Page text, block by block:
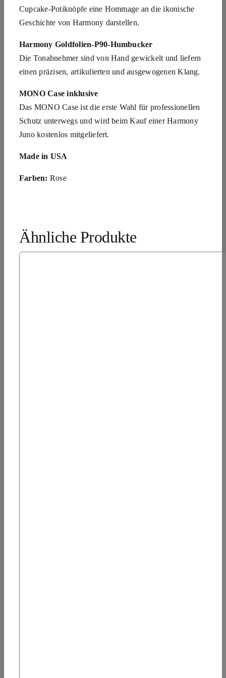
Cupcake-Potiknöpfe eine Hommage an die ikonische
Geschichte von Harmony darstellen.
Harmony Goldfolien-P90-Humbucker
Die Tonabnehmer sind von Hand gewickelt und liefern
einen präzisen, artikulierten und ausgewogenen Klang.
MONO Case inklusive
Das MONO Case ist die erste Wahl für professionellen
Schutz unterwegs und wird beim Kauf einer Harmony
Juno kostenlos mitgeliefert.
Made in USA
Farben: Rose
Ähnliche Produkte